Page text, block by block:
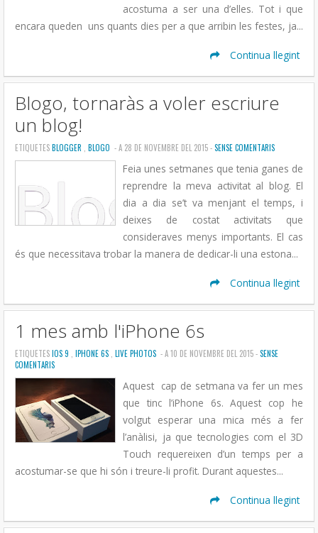
acostuma a ser una d’elles. Tot i que
encara queden uns quants dies per a que arribin les festes, ja...
Continua llegint
Blogo, tornaràs a voler escriure
un blog!
ETIQUETESBLOGGER , BLOGO - A 28 DE NOVEMBRE DEL 2015 -SENSE COMENTARIS
Feia unes setmanes que tenia ganes de
reprendre la meva activitat al blog. El
dia a dia se’t va menjant el temps, i
deixes de costat activitats que
consideraves menys importants. El cas
és que necessitava trobar la manera de dedicar-li una estona...
Continua llegint
1 mes amb l'iPhone 6s
ETIQUETESIOS 9 , IPHONE 6S , LIVE PHOTOS - A 10 DE NOVEMBRE DEL 2015 -SENSE
COMENTARIS
Aquest cap de setmana va fer un mes
que tinc l’iPhone 6s. Aquest cop he
volgut esperar una mica més a fer
l’anàlisi, ja que tecnologies com el 3D
Touch requereixen d’un temps per a
acostumar-se que hi són i treure-li profit. Durant aquestes...
Continua llegint